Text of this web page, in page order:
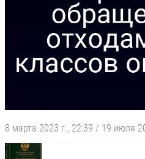
8 марта 2023 г., 22:39 / 19 июля